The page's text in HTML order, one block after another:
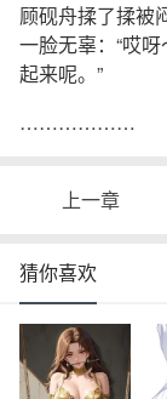
顾砚舟揉了揉被
一脸无辜：“哎
起来呢。”
………………
上一章
猜你喜欢